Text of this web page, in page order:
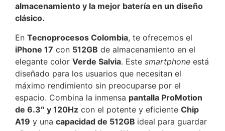
almacenamiento y la mejor batería en un diseño
clásico.
En Tecnoprocesos Colombia, te ofrecemos el
iPhone 17 con 512GB de almacenamiento en el
elegante color Verde Salvia. Este smartphone está
diseñado para los usuarios que necesitan el
máximo rendimiento sin preocuparse por el
espacio. Combina la inmensa pantalla ProMotion
de 6.3″ y 120Hz con el potente y eficiente Chip
A19 y una capacidad de 512GB ideal para guardar